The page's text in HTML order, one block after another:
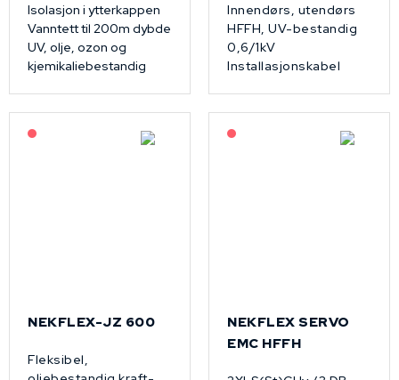
Isolasjon i ytterkappen
Vanntett til 200m dybde
UV, olje, ozon og
kjemikaliebestandig
Innendørs, utendørs
HFFH, UV-bestandig
0,6/1kV
Installasjonskabel
NEKFLEX-JZ 600
Fleksibel,
NEKFLEX SERVO
EMC HFFH